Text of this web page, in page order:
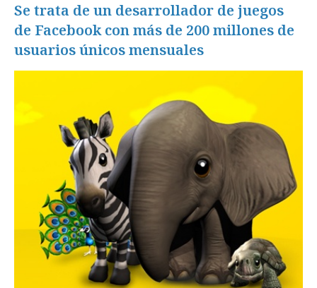
Se trata de un desarrollador de juegos
de Facebook con más de 200 millones de
usuarios únicos mensuales